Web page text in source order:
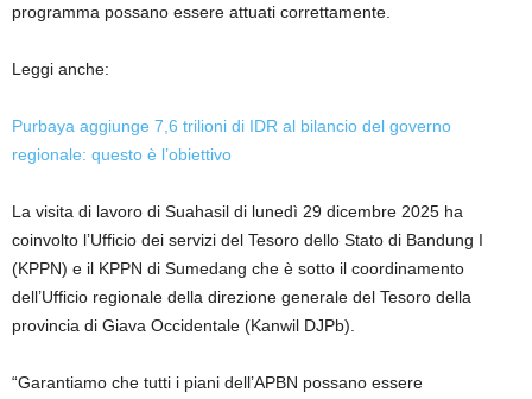
programma possano essere attuati correttamente.
Leggi anche:
Purbaya aggiunge 7,6 trilioni di IDR al bilancio del governo
regionale: questo è l’obiettivo
La visita di lavoro di Suahasil di lunedì 29 dicembre 2025 ha
coinvolto l’Ufficio dei servizi del Tesoro dello Stato di Bandung I
(KPPN) e il KPPN di Sumedang che è sotto il coordinamento
dell’Ufficio regionale della direzione generale del Tesoro della
provincia di Giava Occidentale (Kanwil DJPb).
“Garantiamo che tutti i piani dell’APBN possano essere